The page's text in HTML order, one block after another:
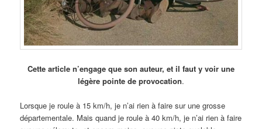
Cette article n’engage que son auteur, et il faut y voir une
légère pointe de provocation.
Lorsque je roule à 15 km/h, je n’ai rien à faire sur une grosse
départementale. Mais quand je roule à 40 km/h, je n’ai rien à faire